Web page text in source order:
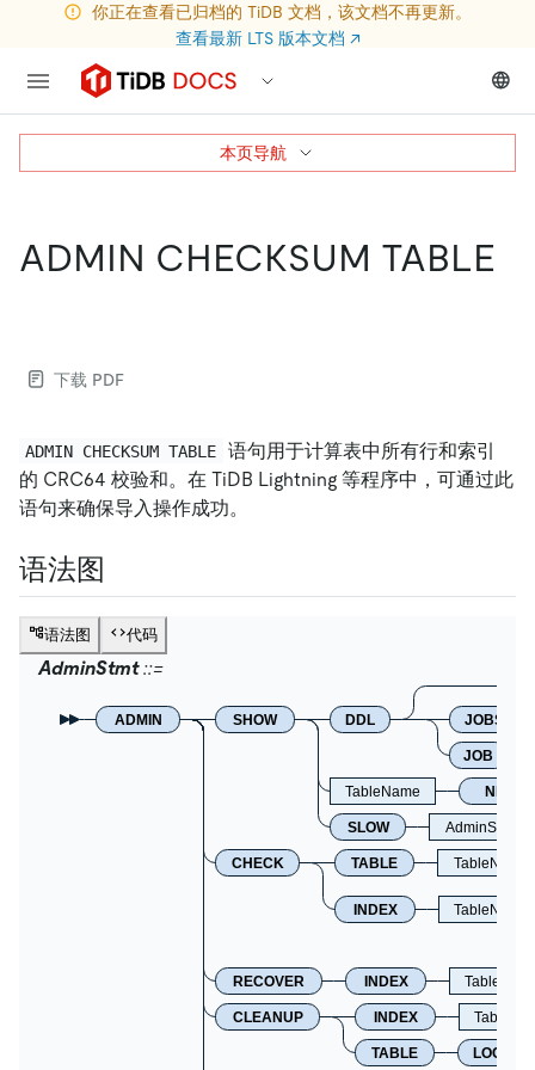
你正在查看已归档的 TiDB 文档，该文档不再更新。
查看最新 LTS 版本文档 ↗
ADMIN CHECKSUM TABLE
下载 PDF
ADMIN CHECKSUM TABLE
语句用于计算表中所有行和索引
的 CRC64 校验和。在 TiDB Lightning 等程序中，可通过此
语句来确保导入操作成功。
语法图
语法图 代码
AdminStmt
ADMIN SHOW DDL JOBS
JOB
TableName
SLOW
CHECK TABLE
INDEX TableName
RECOVER INDEX
CLEANUP INDEX
TABLE LOCK
本页导航